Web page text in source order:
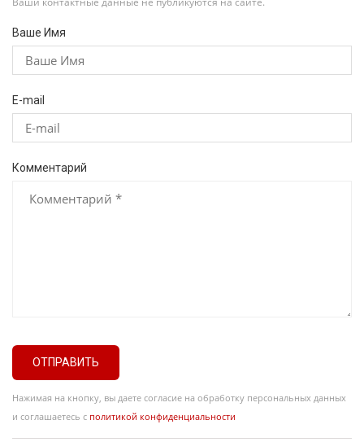
Ваше Имя
E-mail
Комментарий
ОТПРАВИТЬ
Нажимая на кнопку, вы даете согласие на обработку персональных данных
и соглашаетесь с политикой конфиденциальности